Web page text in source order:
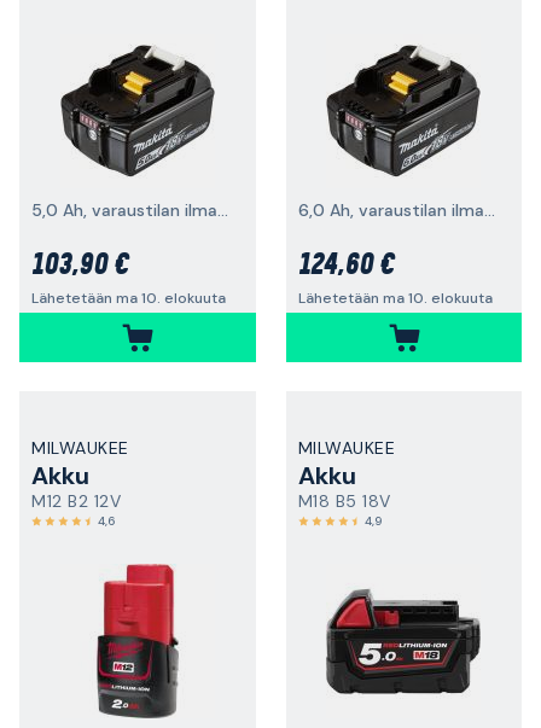
5,0 Ah, varaustilan ilmaisimella
103,90 €
Lähetetään ma 10. elokuuta
6,0 Ah, varaustilan ilmaisimella
124,60 €
Lähetetään ma 10. elokuuta
MILWAUKEE
Akku
M12 B2 12V
4,6
MILWAUKEE
Akku
M18 B5 18V
4,9